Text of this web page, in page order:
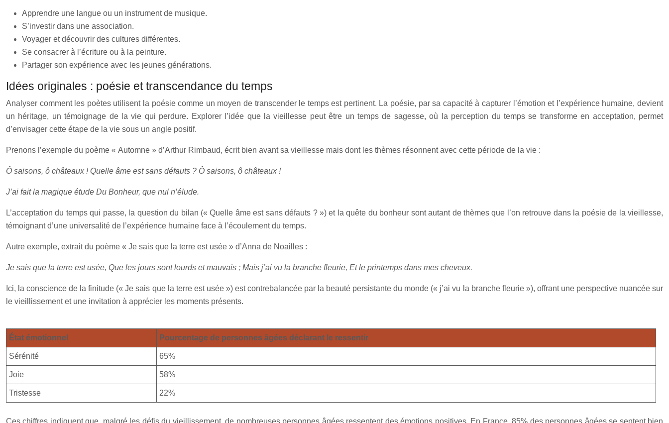
Apprendre une langue ou un instrument de musique.
S’investir dans une association.
Voyager et découvrir des cultures différentes.
Se consacrer à l’écriture ou à la peinture.
Partager son expérience avec les jeunes générations.
Idées originales : poésie et transcendance du temps
Analyser comment les poètes utilisent la poésie comme un moyen de transcender le temps est pertinent. La poésie, par sa capacité à capturer l’émotion et l’expérience humaine, devient
un héritage, un témoignage de la vie qui perdure. Explorer l’idée que la vieillesse peut être un temps de sagesse, où la perception du temps se transforme en acceptation, permet
d’envisager cette étape de la vie sous un angle positif.
Prenons l’exemple du poème « Automne » d’Arthur Rimbaud, écrit bien avant sa vieillesse mais dont les thèmes résonnent avec cette période de la vie :
Ô saisons, ô châteaux ! Quelle âme est sans défauts ? Ô saisons, ô châteaux !
J’ai fait la magique étude Du Bonheur, que nul n’élude.
L’acceptation du temps qui passe, la question du bilan (« Quelle âme est sans défauts ? ») et la quête du bonheur sont autant de thèmes que l’on retrouve dans la poésie de la vieillesse,
témoignant d’une universalité de l’expérience humaine face à l’écoulement du temps.
Autre exemple, extrait du poème « Je sais que la terre est usée » d’Anna de Noailles :
Je sais que la terre est usée, Que les jours sont lourds et mauvais ; Mais j’ai vu la branche fleurie, Et le printemps dans mes cheveux.
Ici, la conscience de la finitude (« Je sais que la terre est usée ») est contrebalancée par la beauté persistante du monde (« j’ai vu la branche fleurie »), offrant une perspective nuancée sur
le vieillissement et une invitation à apprécier les moments présents.
État émotionnel Pourcentage de personnes âgées déclarant le ressentir
Sérénité 65%
Joie 58%
Tristesse 22%
Ces chiffres indiquent que, malgré les défis du vieillissement, de nombreuses personnes âgées ressentent des émotions positives. En France, 85% des personnes âgées se sentent bien